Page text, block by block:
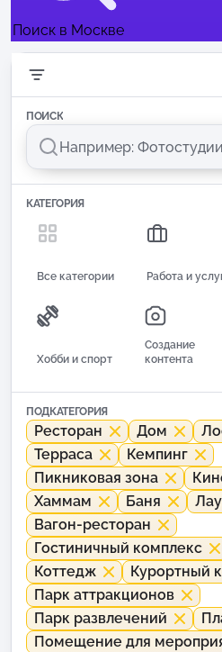
Поиск в Москве
ПОИСК
КАТЕГОРИЯ
Все категории Работа и
Хобби и спорт
Создание
контента
ПОДКАТЕГОРИЯ
Ресторан Дом
Терраса
Кемпинг
Пикниковая зона
Хаммам
Баня
Вагон-ресторан
Гостиничный комплекс
Коттедж
Курортный
Парк аттракционов
Парк развлечений
Помещение для